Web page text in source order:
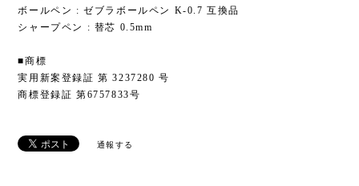
ボールペン : ゼブラボールペン K-0.7 互換品
シャープペン : 替芯 0.5mm
■商標
実用新案登録証 第 3237280 号
商標登録証 第6757833号
通報する